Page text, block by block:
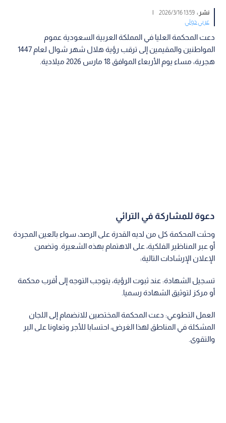
نشر :13:59 2026/3/16
عربي دولي
دعت المحكمة العليا في المملكة العربية السعودية عموم
المواطنين والمقيمين إلى ترقب رؤية هلال شهر شوال لعام 1447
هجرية، مساء يوم الأربعاء الموافق 18 مارس 2026 ميلادية.
دعوة للمشاركة في الترائي
وحثت المحكمة كل من لديه القدرة على الرصد، سواء بالعين المجردة
أو عبر المناظير الفلكية، على الاهتمام بهذه الشعيرة. وتضمن
الإعلان الإرشادات التالية:
تسجيل الشهادة: عند ثبوت الرؤية، يتوجب التوجه إلى أقرب محكمة
أو مركز لتوثيق الشهادة رسميا.
العمل التطوعي: دعت المحكمة المختصين للانضمام إلى اللجان
المشكلة في المناطق لهذا الغرض، احتسابا للأجر وتعاونا على البر
والتقوى.